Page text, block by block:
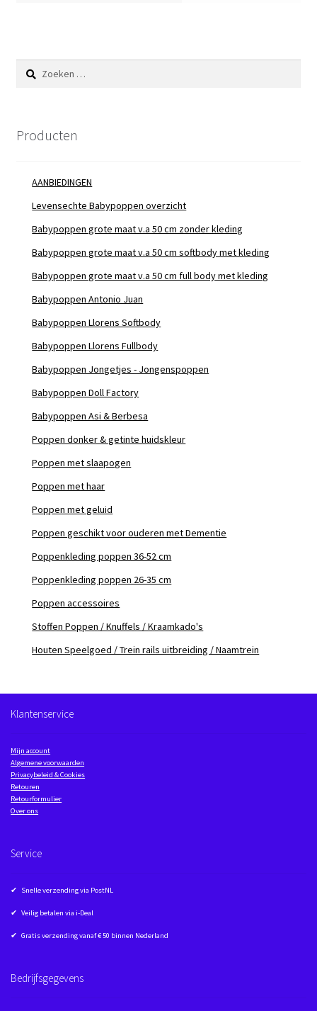
Zoeken
naar:
Producten
AANBIEDINGEN
Levensechte Babypoppen overzicht
Babypoppen grote maat v.a 50 cm zonder kleding
Babypoppen grote maat v.a 50 cm softbody met kleding
Babypoppen grote maat v.a 50 cm full body met kleding
Babypoppen Antonio Juan
Babypoppen Llorens Softbody
Babypoppen Llorens Fullbody
Babypoppen Jongetjes - Jongenspoppen
Babypoppen Doll Factory
Babypoppen Asi & Berbesa
Poppen donker & getinte huidskleur
Poppen met slaapogen
Poppen met haar
Poppen met geluid
Poppen geschikt voor ouderen met Dementie
Poppenkleding poppen 36-52 cm
Poppenkleding poppen 26-35 cm
Poppen accessoires
Stoffen Poppen / Knuffels / Kraamkado's
Houten Speelgoed / Trein rails uitbreiding / Naamtrein
Klantenservice
Mijn account
Algemene voorwaarden
Privacybeleid & Cookies
Retouren
Retourformulier
Over ons
Service
✔ Snelle verzending via PostNL
✔ Veilig betalen via i-Deal
✔ Gratis verzending vanaf € 50 binnen Nederland
Bedrijfsgegevens